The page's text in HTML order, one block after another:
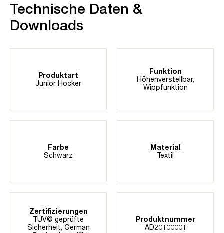
Technische Daten &
Downloads
Produktart
Junior Hocker
Funktion
Höhenverstellbar,
Wippfunktion
Farbe
Schwarz
Material
Textil
Zertifizierungen
TÜV© geprüfte
Sicherheit, German
Produktnummer
AD20100001